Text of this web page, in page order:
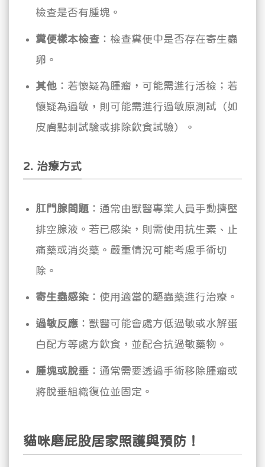
檢查是否有腫塊。
糞便樣本檢查：檢查糞便中是否存在寄生蟲
卵。
其他：若懷疑為腫瘤，可能需進行活檢；若
懷疑為過敏，則可能需進行過敏原測試（如
皮膚點刺試驗或排除飲食試驗）。
2. 治療方式
肛門腺問題：通常由獸醫專業人員手動擠壓
排空腺液。若已感染，則需使用抗生素、止
痛藥或消炎藥。嚴重情況可能考慮手術切
除。
寄生蟲感染：使用適當的驅蟲藥進行治療。
過敏反應：獸醫可能會處方低過敏或水解蛋
白配方等處方飲食，並配合抗過敏藥物。
腫塊或脫垂：通常需要透過手術移除腫瘤或
將脫垂組織復位並固定。
貓咪磨屁股居家照護與預防！